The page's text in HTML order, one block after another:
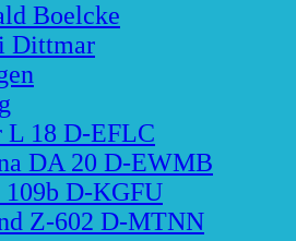
Boelcke
Dittmar
L 18 D-EFLC
DA 20 D-EWMB
109b D-KGFU
Z-602 D-MTNN